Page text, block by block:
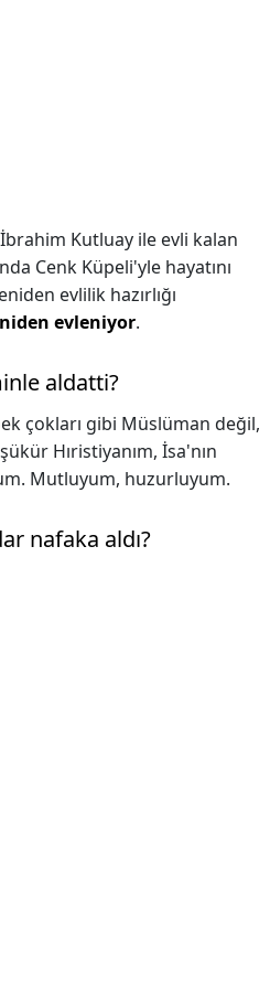
İbrahim Kutluay ile evli kalan
Cenk Küpeli'yle hayatını
evlilik hazırlığı
evleniyor.
aldatti?
çokları gibi Müslüman değil,
Hıristiyanım, İsa'nın
Mutluyum, huzurluyum.
nafaka aldı?